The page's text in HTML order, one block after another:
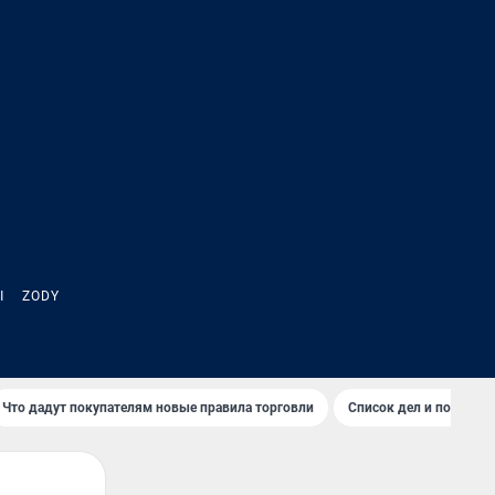
ZODY
Что дадут покупателям новые правила торговли Список дел и покупок